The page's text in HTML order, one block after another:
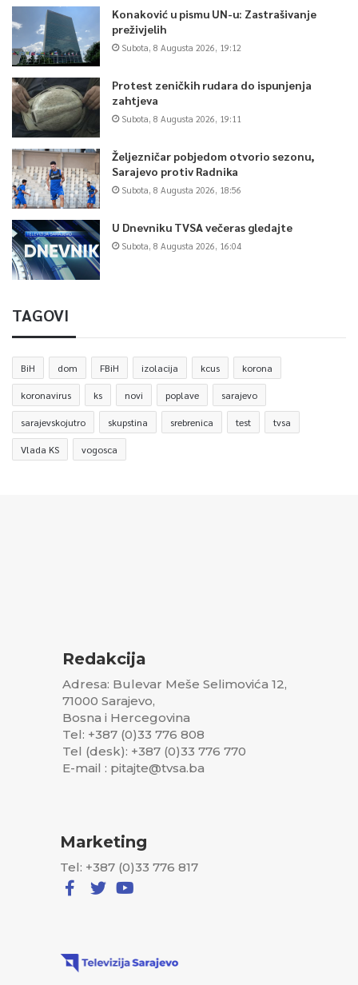
Konaković u pismu UN-u: Zastrašivanje
preživjelih
Subota, 8 Augusta 2026, 19:12
Protest zeničkih rudara do ispunjenja
zahtjeva
Subota, 8 Augusta 2026, 19:11
Željezničar pobjedom otvorio sezonu,
Sarajevo protiv Radnika
Subota, 8 Augusta 2026, 18:56
U Dnevniku TVSA večeras gledajte
Subota, 8 Augusta 2026, 16:04
TAGOVI
BiH dom FBiH izolacija kcus korona
koronavirus ks novi poplave sarajevo
sarajevskojutro skupstina srebrenica test tvsa
Vlada KS vogosca
Redakcija
Adresa: Bulevar Meše Selimovića 12,
71000 Sarajevo,
Bosna i Hercegovina
Tel: +387 (0)33 776 808
Tel (desk): +387 (0)33 776 770
E-mail : pitajte@tvsa.ba
Marketing
Tel: +387 (0)33 776 817